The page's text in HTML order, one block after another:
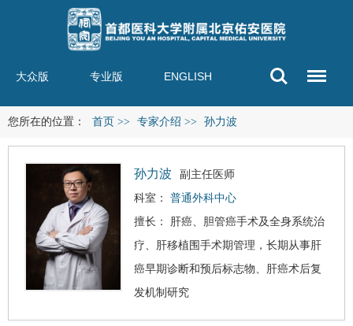
大众版 专业版 ENGLISH
您所在的位置： 首页 >> 专家介绍 >> 孙力波
孙力波
副主任医师
科室： 普通外科中心
擅长：
肝癌 、胆管癌手术及全身系统治
疗、肝移植围手术期管理，长期从事肝
癌早期诊断和预后标志物、肝癌术后复
发机制研究